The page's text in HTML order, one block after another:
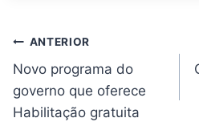
Navegação
Post
ANTERIOR
Novo programa do
governo que oferece
Habilitação gratuita